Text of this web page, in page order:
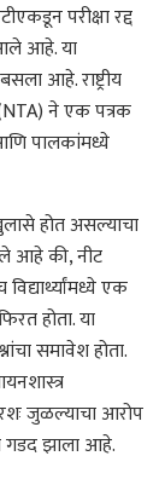
परीक्षा रद्द
आहे. या
आहे. राष्ट्रीय
ने एक पत्रक
पालकांमध्ये
होत असल्याचा
आहे की, नीट
एक
होता. या
समावेश होता.
जुळल्याचा आरोप
झाला आहे.